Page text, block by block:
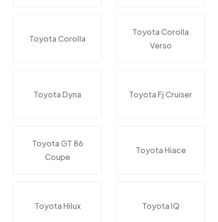
Toyota Corolla
Toyota Corolla
Verso
Toyota Dyna Toyota Fj Cruiser
Toyota GT 86
Coupe
Toyota Hiace
Toyota Hilux Toyota IQ